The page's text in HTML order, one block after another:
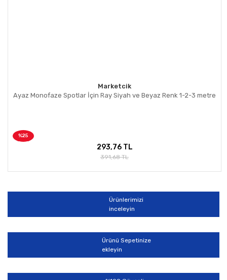
Marketcik
Ayaz Monofaze Spotlar İçin Ray Siyah ve Beyaz Renk 1-2-3 metre
%25
293,76 TL
391,68 TL
Ürünlerimizi
inceleyin
Ürünü Sepetinize
ekleyin